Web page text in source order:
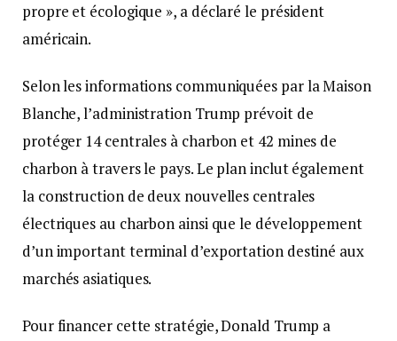
propre et écologique », a déclaré le président
américain.
Selon les informations communiquées par la Maison
Blanche, l’administration Trump prévoit de
protéger 14 centrales à charbon et 42 mines de
charbon à travers le pays. Le plan inclut également
la construction de deux nouvelles centrales
électriques au charbon ainsi que le développement
d’un important terminal d’exportation destiné aux
marchés asiatiques.
Pour financer cette stratégie, Donald Trump a